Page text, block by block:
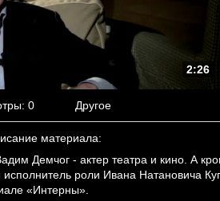
2:26
: 0 Другое
материала:
Демчог - актер театра и кино. А
исполнитель роли Ивана Натановича
«Интерны».